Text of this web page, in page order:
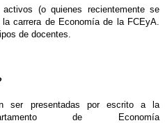
(o quienes recientemente se
carrera de Economía de la FCEyA.
de docentes.
ser presentadas por escrito a la
de Economía